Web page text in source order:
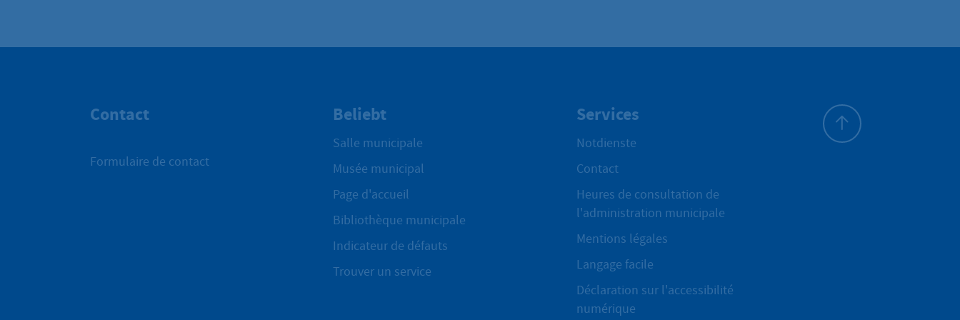
Contact
Formulaire de contact
Beliebt
Salle municipale
Musée municipal
Page d'accueil
Bibliothèque municipale
Indicateur de défauts
Trouver un service
Services
Notdienste
Contact
Heures de consultation de
l'administration municipale
Mentions légales
Langage facile
Déclaration sur l'accessibilité
numérique